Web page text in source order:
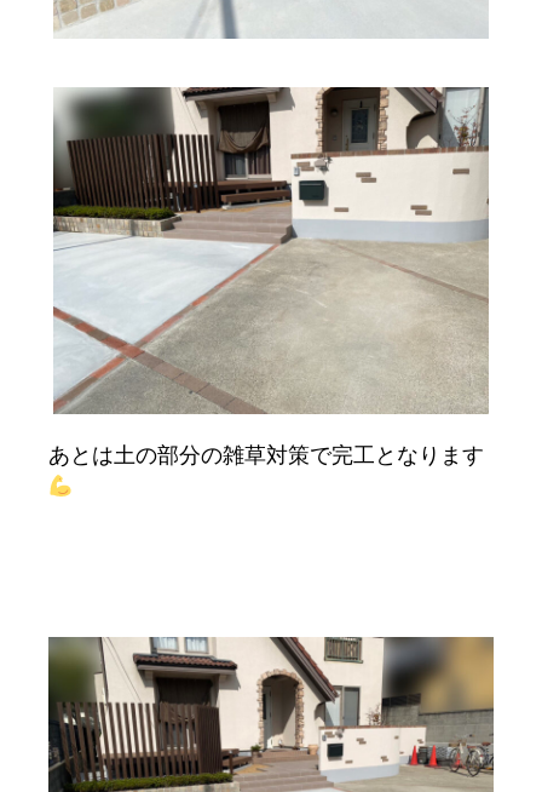
あとは土の部分の雑草対策で完工となります